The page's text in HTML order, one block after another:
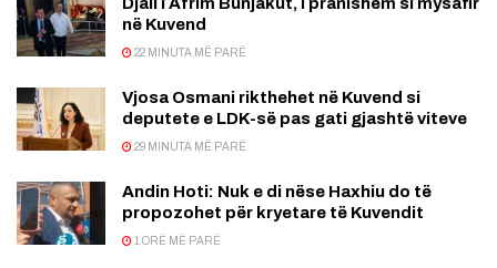
Djali i Afrim Bunjakut, i pranishëm si mysafir
në Kuvend
22 MINUTA MË PARË
Vjosa Osmani rikthehet në Kuvend si
deputete e LDK-së pas gati gjashtë viteve
29 MINUTA MË PARË
Andin Hoti: Nuk e di nëse Haxhiu do të
propozohet për kryetare të Kuvendit
1 ORË MË PARË